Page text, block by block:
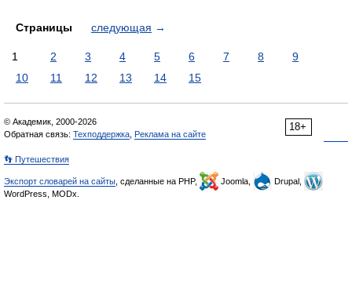
Страницы следующая →
1 2 3 4 5 6 7 8
9
10
11 12 13 14 15
18+
© Академик, 2000-2026
Обратная связь: Техподдержка Реклама на сайте
👣 Путешествия
Экспорт словарей на сайты , сделанные на PHP, Joomla,
Drupal,
WordPress, MODx.